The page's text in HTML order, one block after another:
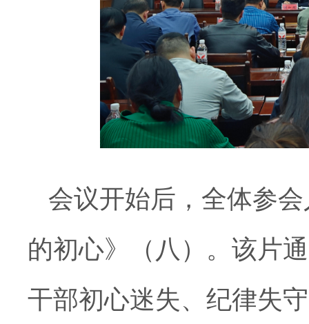
会议开始后，全体参
的初心》 （八）。该片
干部初心迷失、纪律失